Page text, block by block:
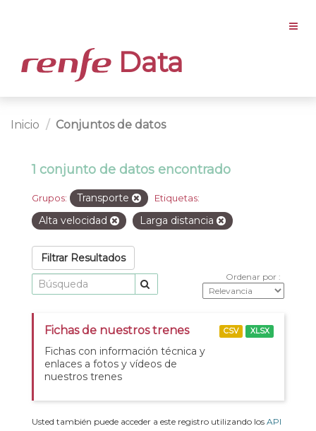
Data
Inicio Conjuntos de datos
1 conjunto de datos encontrado
Grupos: Transporte Etiquetas:
Alta velocidad Larga distancia
Filtrar Resultados
Ordenar por
Fichas de nuestros trenes
Fichas con información técnica y
enlaces a fotos y vídeos de
nuestros trenes
CSV XLSX
Usted también puede acceder a este registro utilizando los API